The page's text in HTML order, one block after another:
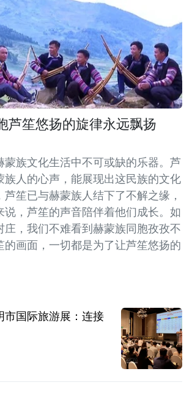
芦笙悠扬的旋律永远飘扬
蒙族文化生活中不可或缺的乐器。芦
族人的心声，能展现出这民族的文化
笙已与赫蒙族人结下了不解之缘，
说，芦笙的声音陪伴着他们成长。如
庄，我们不难看到赫蒙族同胞孜孜不
的画面，一切都是为了让芦笙悠扬的
市国际旅游展：连接